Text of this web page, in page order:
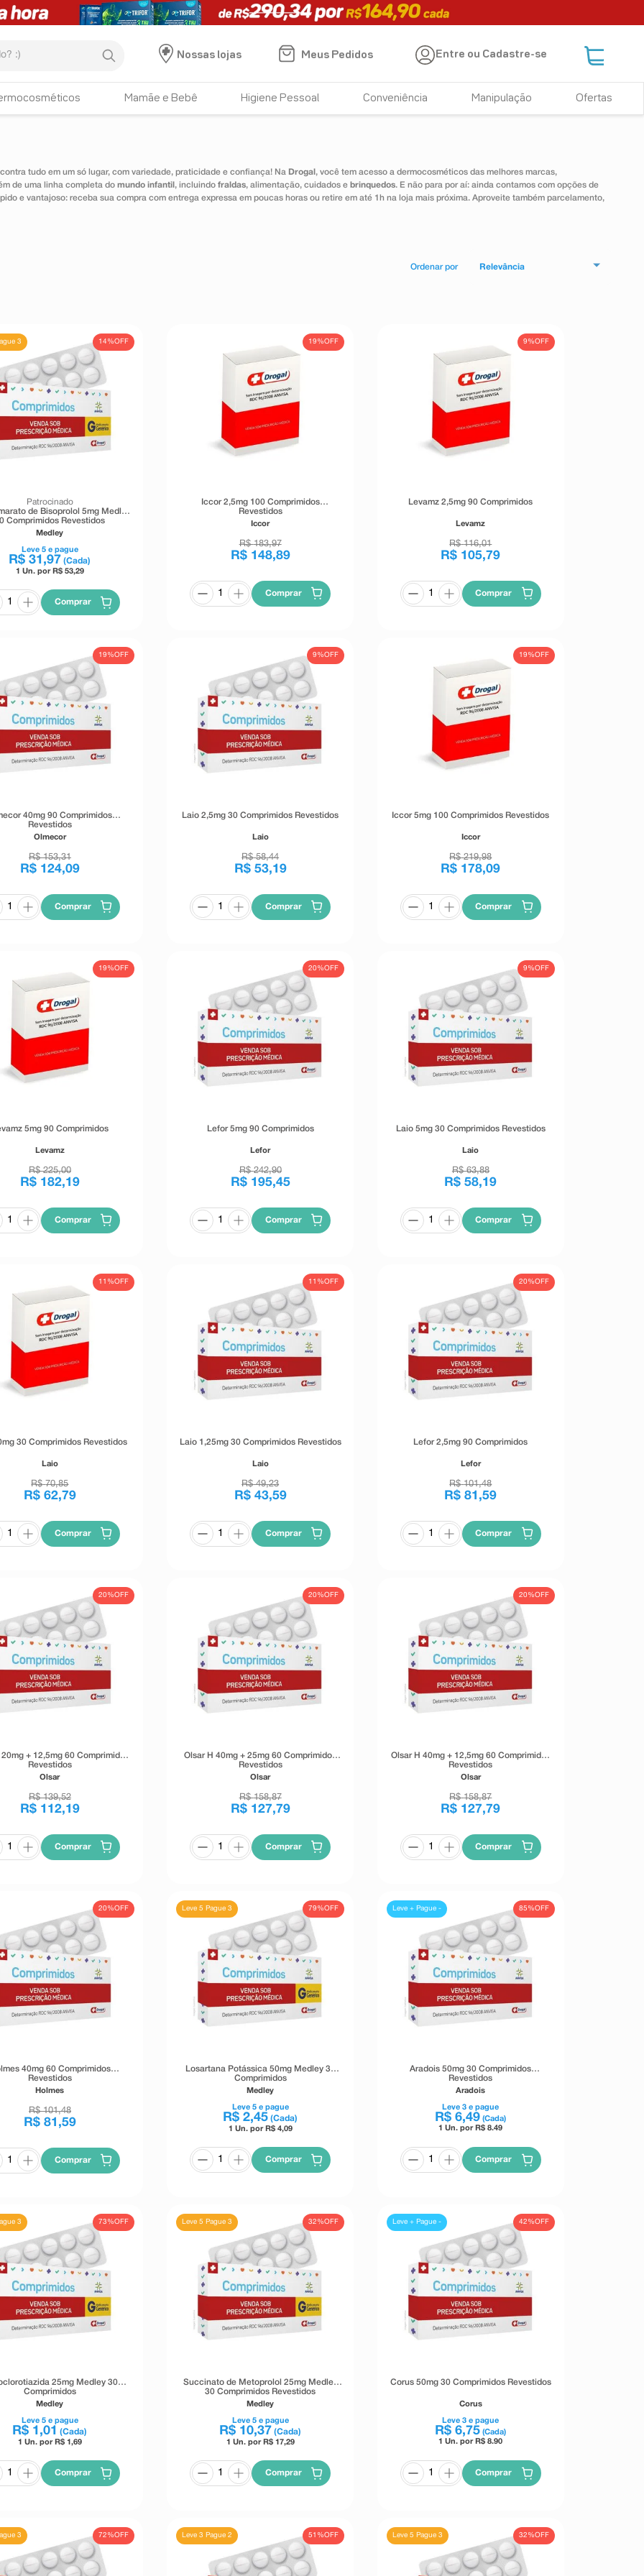
HISTÓRICO DE BUSCAS
Nossas lojas Meus Pedidos Entre ou Cadastre-se
Mamãe e Bebê Higiene Pessoal Conveniência Manipulação Ofertas
tudo em um só lugar, com variedade, praticidade e confiança! Na Drogal , você tem acesso a dermocosméticos das melhores marcas,
de uma linha completa do mundo infantil , incluindo fraldas, alimentação, cuidados e brinquedos. E não para por aí: ainda contamos com opções de
e vantajoso: receba sua compra com entrega expressa em poucas horas ou retire em até 1h na loja mais próxima. Aproveite também parcelamento,
Relevância
3 14%OFF
Patrocinado
de Bisoprolol 5mg Medley
Comprimidos Revestidos
Medley
Leve 5e pague
R$ 31 ,97 (Cada)
1 Un. por R$ 53,29
Comprar
19%OFF
Iccor 2,5mg 100 Comprimidos
Revestidos
Iccor
R$ 183,97
R$ 148,89
Comprar
9%OFF
Levamz 2,5mg 90 Comprimidos
Levamz
R$ 116,01
R$ 105,79
Comprar
19%OFF
40mg 90 Comprimidos
Revestidos
Olmecor
R$ 153,31
R$ 124,09
Comprar
9%OFF
Laio 2,5mg 30 Comprimidos Revestidos
Laio
R$ 58,44
R$ 53,19
Comprar
19%OFF
Iccor 5mg 100 Comprimidos Revestidos
Iccor
R$ 219,98
R$ 178,09
Comprar
19%OFF
5mg 90 Comprimidos
Levamz
R$ 225,00
R$ 182,19
Comprar
20%OFF
Lefor 5mg 90 Comprimidos
Lefor
R$ 242,90
R$ 195,45
Comprar
9%OFF
Laio 5mg 30 Comprimidos Revestidos
Laio
R$ 63,88
R$ 58,19
Comprar
11%OFF
30 Comprimidos Revestidos
Laio
R$ 70,85
R$ 62,79
Comprar
11%OFF
Laio 1,25mg 30 Comprimidos Revestidos
Laio
R$ 49,23
R$ 43,59
Comprar
20%OFF
Lefor 2,5mg 90 Comprimidos
Lefor
R$ 101,48
R$ 81 ,59
Comprar
20%OFF
20mg + 12,5mg 60 Comprimidos
Revestidos
Olsar
R$ 139,52
R$ 112,19
Comprar
20%OFF
Olsar H 40mg + 25mg 60 Comprimidos
Revestidos
Olsar
R$ 158,87
R$ 127,79
Comprar
20%OFF
Olsar H 40mg + 12,5mg 60 Comprimidos
Revestidos
Olsar
R$ 158,87
R$ 127,79
Comprar
20%OFF
40mg 60 Comprimidos
Revestidos
Holmes
R$ 101,48
R$ 81 ,59
Comprar
Leve 5 Pague 3 79%OFF
Losartana Potássica 50mg Medley 30
Comprimidos
Medley
Leve 5e pague
R$ 2,45 (Cada)
1 Un. por R$ 4,09
Comprar
85%OFF
Leve + Pague -
Aradois 50mg 30 Comprimidos
Revestidos
Aradois
Leve3 e pague
R$ 6,49 (Cada)
1 Un. por R$8.49
Comprar
3 73%OFF
25mg Medley 30
Comprimidos
Medley
Leve 5e pague
R$ 1 ,01 (Cada)
1 Un. por R$ 1,69
Comprar
Leve 5 Pague 3 32%OFF
Succinato de Metoprolol 25mg Medley
30 Comprimidos Revestidos
Medley
Leve 5e pague
R$ 10,37 (Cada)
1 Un. por R$ 17,29
Comprar
42%OFF
Leve + Pague -
Corus 50mg 30 Comprimidos Revestidos
Corus
Leve3 e pague
R$ 6,75 (Cada)
1 Un. por R$8.90
Comprar
3 72%OFF Leve 3 Pague 2 51%OFF Leve 5 Pague 3 32%OFF